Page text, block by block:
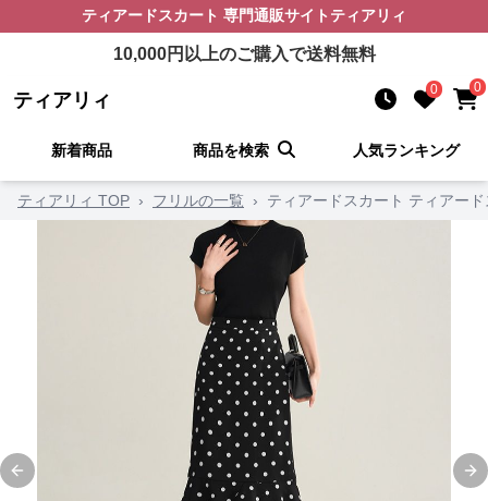
ティアードスカート 専門通販サイト ティアリィ
10,000円以上のご購入で送料無料
ティアリィ 0 0
新着商品 商品を検索 人気ランキング
ティアリィ TOP › フリルの一覧 › ティアードスカート ティアー
Previous slide